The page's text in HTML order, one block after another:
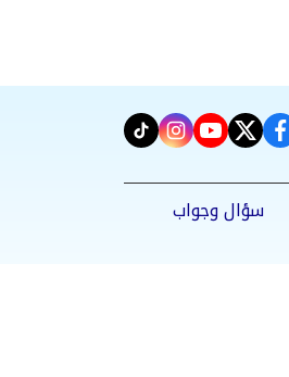
facebook
twitter
youtube
instagram
tiktok
سؤال وجواب